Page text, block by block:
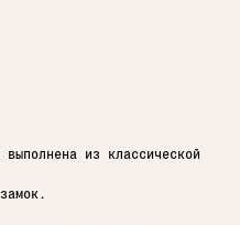
из классической